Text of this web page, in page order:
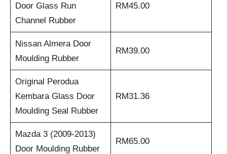
Door Glass Run
Channel Rubber
RM45.00
Nissan Almera Door
Moulding Rubber
RM39.00
Original Perodua
Kembara Glass Door
Moulding Seal Rubber
RM31.36
Mazda 3 (2009-2013)
Door Moulding Rubber
RM65.00